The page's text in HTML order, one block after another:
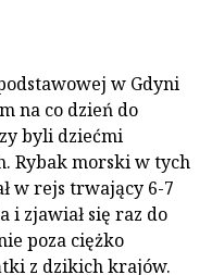
w Gdyni
na co dzień do
byli dziećmi
Rybak morski w tych
w rejs trwający 6-7
i zjawiał się raz do
poza ciężko
z dzikich krajów.